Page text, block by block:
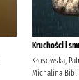
Kruchości i
Kłosowska,
Michalina